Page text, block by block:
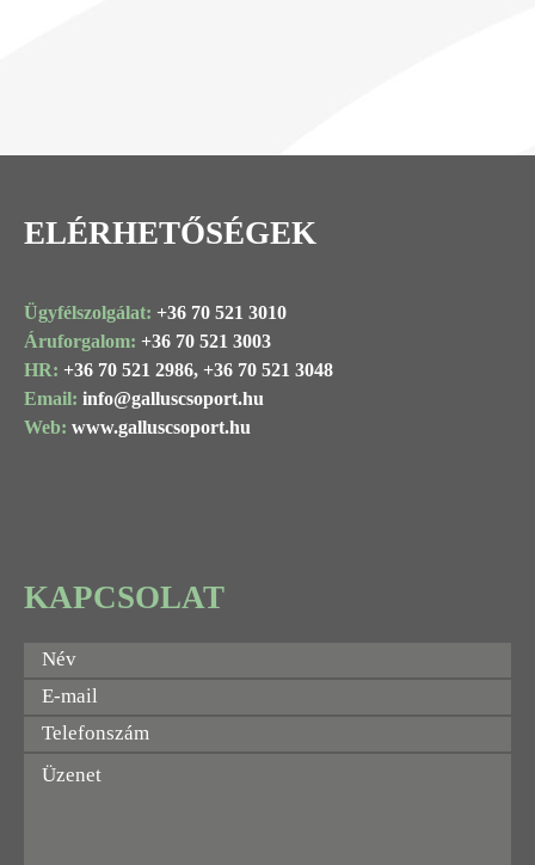
ELÉRHETŐSÉGEK
Ügyfélszolgálat: +36 70 521 3010
Áruforgalom: +36 70 521 3003
HR: +36 70 521 2986, +36 70 521 3048
Email: info@galluscsoport.hu
Web: www.galluscsoport.hu
KAPCSOLAT